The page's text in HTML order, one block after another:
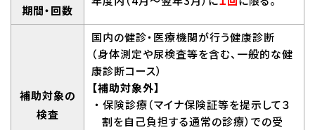
期間・回数
補助対象の
検査
国内の健診・医療機関が行う健康診断
（身体測定や尿検査等を含む、一般的な健
康診断コース）
【補助対象外】
・保険診療（マイナ保険証等を提示して３
割を自己負担する通常の診療）での受